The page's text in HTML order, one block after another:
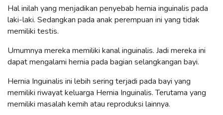
Hal inilah yang menjadikan penyebab hernia inguinalis pada
laki-laki. Sedangkan pada anak perempuan ini yang tidak
memiliki testis.
Umumnya mereka memiliki kanal inguinalis. Jadi mereka ini
dapat mengalami hernia pada bagian selangkangan bayi.
Hernia Inguinalis ini lebih sering terjadi pada bayi yang
memiliki riwayat keluarga Hernia Inguinalis. Terutama yang
memiliki masalah kemih atau reproduksi lainnya.